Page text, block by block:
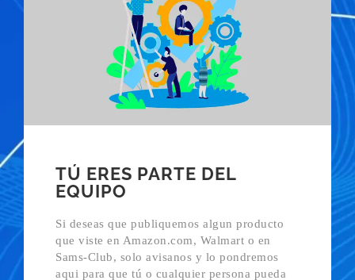
TÚ ERES PARTE DEL
EQUIPO
Si deseas que publiquemos algun producto
que viste en Amazon.com, Walmart o en
Sams-Club, solo avisanos y lo pondremos
aqui para que tú o cualquier persona pueda